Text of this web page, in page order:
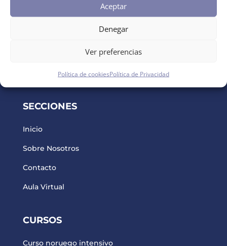
Aceptar
Denegar
Ver preferencias
Política de cookiesPolítica de Privacidad
Un proyecto creado por y para hispanohablantes
una nueva etapa profesional y buscan orientación.
SECCIONES
Inicio
Sobre Nosotros
Contacto
Aula Virtual
CURSOS
Curso noruego intensivo